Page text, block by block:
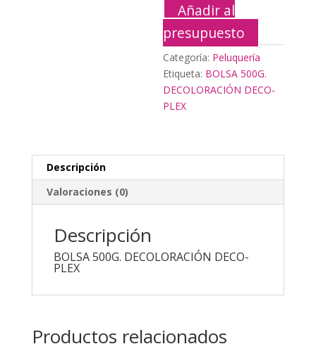
Añadir al
presupuesto
Categoría: Peluquería
Etiqueta: BOLSA 500G.
DECOLORACIÓN DECO-
PLEX
Descripción
Valoraciones (0)
Descripción
BOLSA 500G. DECOLORACIÓN DECO-
PLEX
Productos relacionados